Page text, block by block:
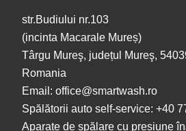
str.Budiului nr.103
(incinta Macarale Mureș)
Târgu Mureş, județul Mureş,
Romania
Email: office@smartwash.ro
Spălătorii auto self-service: +40
Aparate de spălare cu presiune